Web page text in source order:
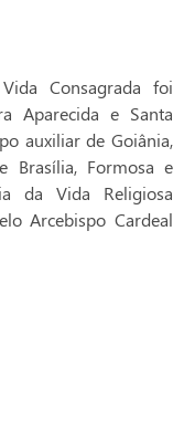
Consagrada foi
Aparecida e Santa
auxiliar de Goiânia,
Brasília, Formosa e
da Vida Religiosa
Arcebispo Cardeal